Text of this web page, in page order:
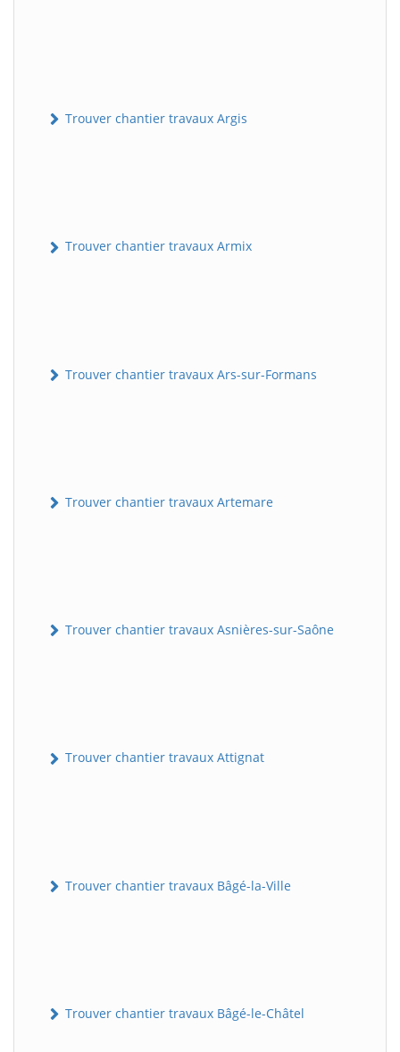
Trouver chantier travaux Argis
Trouver chantier travaux Armix
Trouver chantier travaux Ars-sur-Formans
Trouver chantier travaux Artemare
Trouver chantier travaux Asnières-sur-Saône
Trouver chantier travaux Attignat
Trouver chantier travaux Bâgé-la-Ville
Trouver chantier travaux Bâgé-le-Châtel